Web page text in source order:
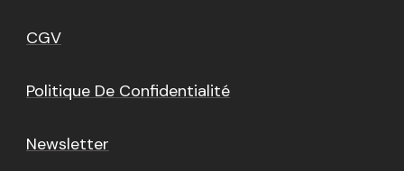
CGV
Politique De Confidentialité
Newsletter